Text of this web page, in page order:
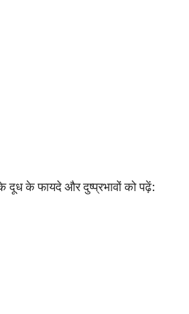
दूध के फायदे और दुष्प्रभावों को पढ़ें: